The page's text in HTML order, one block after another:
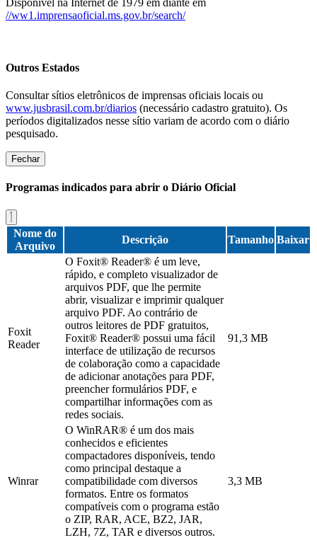
Disponível na Internet de 1979 em diante em
//ww1.imprensaoficial.ms.gov.br/search/
Outros Estados
Consultar sítios eletrônicos de imprensas oficiais locais ou
www.jusbrasil.com.br/diarios (necessário cadastro gratuito). Os
períodos digitalizados nesse sítio variam de acordo com o diário
pesquisado.
Fechar
Programas indicados para abrir o Diário Oficial
Nome do
Arquivo
Descrição Tamanho Baixar
Foxit
Reader
O Foxit® Reader® é um leve,
rápido, e completo visualizador de
arquivos PDF, que lhe permite
abrir, visualizar e imprimir qualquer
arquivo PDF. Ao contrário de
outros leitores de PDF gratuitos,
Foxit® Reader® possui uma fácil
interface de utilização de recursos
de colaboração como a capacidade
de adicionar anotações para PDF,
preencher formulários PDF, e
compartilhar informações com as
redes sociais.
91,3 MB
Winrar
O WinRAR® é um dos mais
conhecidos e eficientes
compactadores disponíveis, tendo
como principal destaque a
compatibilidade com diversos
formatos. Entre os formatos
compatíveis com o programa estão
o ZIP, RAR, ACE, BZ2, JAR,
LZH, 7Z, TAR e diversos outros.
3,3 MB